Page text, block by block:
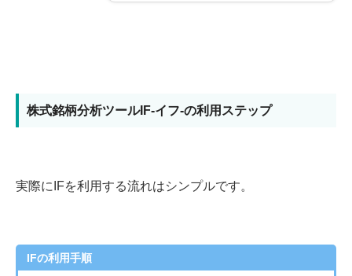
株式銘柄分析ツールIF-イフ-の利用ステップ
実際にIFを利用する流れはシンプルです。
IFの利用手順